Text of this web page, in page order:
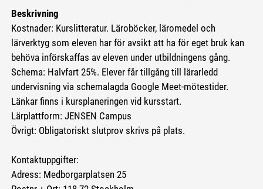
Beskrivning
Kostnader: Kurslitteratur. Läroböcker, läromedel och
lärverktyg som eleven har för avsikt att ha för eget bruk kan
behöva införskaffas av eleven under utbildningens gång.
Schema: Halvfart 25%. Elever får tillgång till lärarledd
undervisning via schemalagda Google Meet-mötestider.
Länkar finns i kursplaneringen vid kursstart.
Lärplattform: JENSEN Campus
Övrigt: Obligatoriskt slutprov skrivs på plats.
Kontaktuppgifter:
Adress: Medborgarplatsen 25